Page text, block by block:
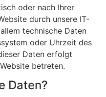
oder nach Ihrer
durch unsere IT-
technische Daten
oder Uhrzeit des
Daten erfolgt
betreten.
Daten?